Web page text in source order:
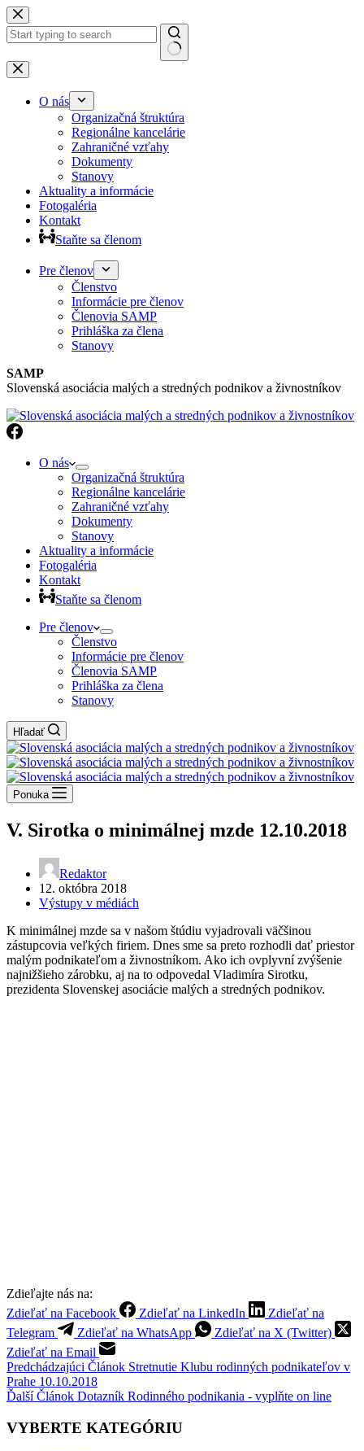
Preskočiť
na
obsah
Žiadne
výsledky
O nás
Organizačná štruktúra
Regionálne kancelárie
Zahraničné vzťahy
Dokumenty
Stanovy
Aktuality a informácie
Fotogaléria
Kontakt
Staňte sa členom
Pre členov
Členstvo
Informácie pre členov
Členovia SAMP
Prihláška za člena
Stanovy
SAMP
Slovenská asociácia malých a stredných podnikov a živnostníkov
O nás
Organizačná štruktúra
Regionálne kancelárie
Zahraničné vzťahy
Dokumenty
Stanovy
Aktuality a informácie
Fotogaléria
Kontakt
Staňte sa členom
Pre členov
Členstvo
Informácie pre členov
Členovia SAMP
Prihláška za člena
Stanovy
Hľadať
Ponuka
V. Sirotka o minimálnej mzde 12.10.2018
Redaktor
12. októbra 2018
Výstupy v médiách
K minimálnej mzde sa v našom štúdiu vyjadrovali väčšinou
zástupcovia veľkých firiem. Dnes sme sa preto rozhodli dať priestor
malým podnikateľom a živnostníkom. Ako ich ovplyvní zvýšenie
najnižšieho zárobku, aj na to odpovedal Vladimíra Sirotku,
prezidenta Slovenskej asociácie malých a stredných podnikov.
Zdieľajte nás na:
Zdieľať na Facebook
Zdieľať na LinkedIn
Zdieľať na
Telegram
Zdieľať na WhatsApp
Zdieľať na X (Twitter)
Zdieľať na Email
Predchádzajúci Článok Stretnutie Klubu rodinných podnikateľov v
Prahe 10.10.2018
ĎalšíČlánok Dotazník Rodinného podnikania - vyplňte on line
VYBERTE KATEGÓRIU